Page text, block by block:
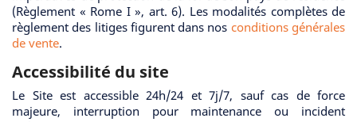
(Règlement « Rome I », art. 6). Les modalités complètes de
règlement des litiges figurent dans nos conditions générales
de vente.
Accessibilité du site
Le Site est accessible 24h/24 et 7j/7, sauf cas de force
majeure, interruption pour maintenance ou incident